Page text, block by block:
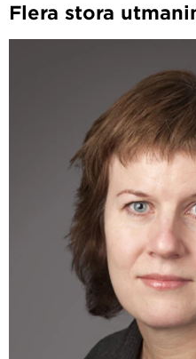
Flera stora